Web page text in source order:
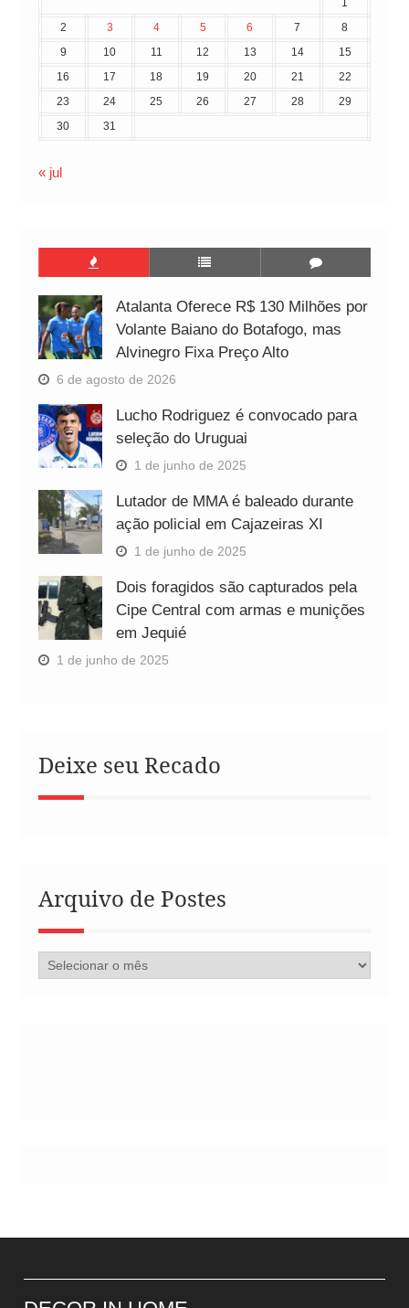
1
2
3 4 5 6 7
8
9
10 11 12 13 14
15
16
17 18 19 20 21
22
23
24 25 26 27 28
29
30
31
« jul
Atalanta Oferece R$ 130 Milhões por
Volante Baiano do Botafogo, mas
Alvinegro Fixa Preço Alto
6 de agosto de 2026
Lucho Rodriguez é convocado para
seleção do Uruguai
1 de junho de 2025
Lutador de MMA é baleado durante
ação policial em Cajazeiras XI
1 de junho de 2025
Dois foragidos são capturados pela
Cipe Central com armas e munições
em Jequié
1 de junho de 2025
Deixe seu Recado
Arquivo de Postes
Arquivo
de